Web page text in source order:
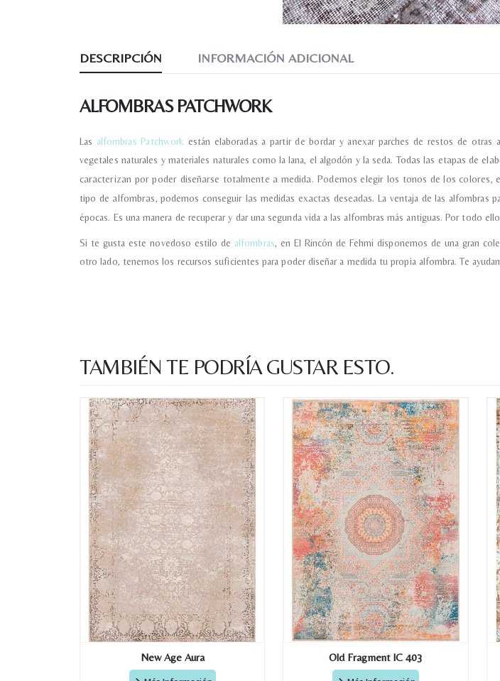
DESCRIPCIÓN INFORMACIÓN ADICIONAL
ALFOMBRAS PATCHWORK
Las alfombras Patchwork están elaboradas a partir de bordar y anexar parches de restos de
vegetales naturales y materiales naturales como la lana, el algodón y la seda.Todas las etapas de
caracterizan por poder diseñarse totalmente a medida. Podemos elegir los tonos de los
tipo de alfombras, podemos conseguir las medidas exactas deseadas. La ventaja de las alfombras
épocas. Es una manera de recuperar y dar una segunda vida a las alfombras más antiguas. Por todo
Si te gusta este novedoso estilo de alfombras, en El Rincón de Fehmi disponemos de una gran
otro lado, tenemos los recursos suficientes para poder diseñar a medida tu propia alfombra. Te
TAMBIÉN TE PODRÍA GUSTAR ESTO.
New Age Aura Old Fragment IC 403